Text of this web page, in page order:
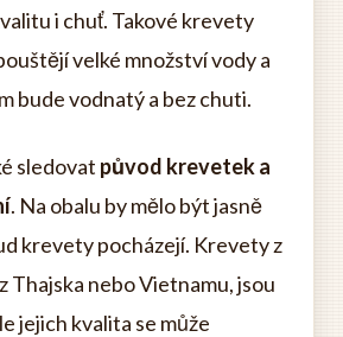
i chuť. Takové krevety
velké množství vody a
bude vodnatý a bez chuti.
sledovat původ krevetek a
. Na obalu by mělo být jasně
krevety pocházejí. Krevety z
Thajska nebo Vietnamu, jsou
jejich kvalita se může